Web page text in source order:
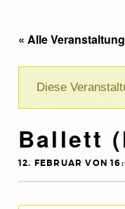
« Alle
Diese
Ballett
12. FEBRUAR VON